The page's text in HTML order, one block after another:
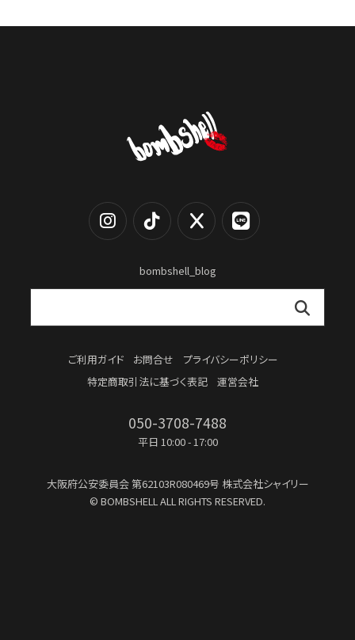
bombshell_blog
ご利用ガイド お問合せ
プライバシーポリシー
特定商取引法に基づく表記
運営会社
050-3708-7488
平日 10:00 - 17:00
大阪府公安委員会第62103R080469号 株式会社シャイリー
© BOMBSHELL ALL RIGHTS RESERVED.